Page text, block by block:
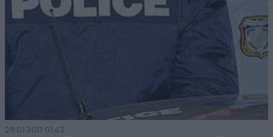
28·01·2011 01:42